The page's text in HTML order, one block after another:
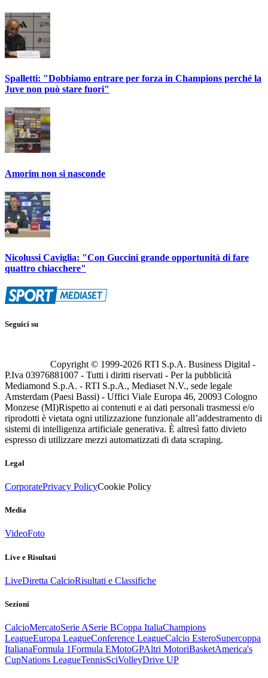
Spalletti: "Dobbiamo entrare per forza in Champions perché la
Juve non può stare fuori"
Amorim non si nasconde
Nicolussi Caviglia: "Con Guccini grande opportunità di fare
quattro chiacchere"
Seguici su
Copyright © 1999-2026 RTI S.p.A. Business Digital -
P.Iva 03976881007 - Tutti i diritti riservati - Per la pubblicità
Mediamond S.p.A. - RTI S.p.A., Mediaset N.V., sede legale
Amsterdam (Paesi Bassi) - Uffici Viale Europa 46, 20093 Cologno
Monzese (MI)Rispetto ai contenuti e ai dati personali trasmessi e/o
riprodotti è vietata ogni utilizzazione funzionale all’addestramento di
sistemi di intelligenza artificiale generativa. È altresì fatto divieto
espresso di utilizzare mezzi automatizzati di data scraping.
Legal
CorporatePrivacy PolicyCookie Policy
Media
VideoFoto
Live e Risultati
LiveDiretta CalcioRisultati e Classifiche
Sezioni
CalcioMercatoSerie ASerie BCoppa ItaliaChampions
LeagueEuropa LeagueConference LeagueCalcio EsteroSupercoppa
ItalianaFormula 1Formula EMotoGPAltri MotoriBasketAmerica's
CupNations LeagueTennisSciVolleyDrive UP